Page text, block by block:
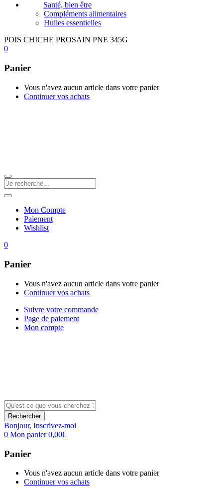
Santé, bien être
Compléments alimentaires
Huiles essentielles
POIS CHICHE PROSAIN PNE 345G
0
Panier
Vous n'avez aucun article dans votre panier
Continuer vos achats
Mon Compte
Paiement
Wishlist
0
Panier
Vous n'avez aucun article dans votre panier
Continuer vos achats
Suivre votre commande
Page de paiement
Mon compte
Rechercher
Bonjour, Inscrivez-moi
0 Mon panier0,00€
Panier
Vous n'avez aucun article dans votre panier
Continuer vos achats